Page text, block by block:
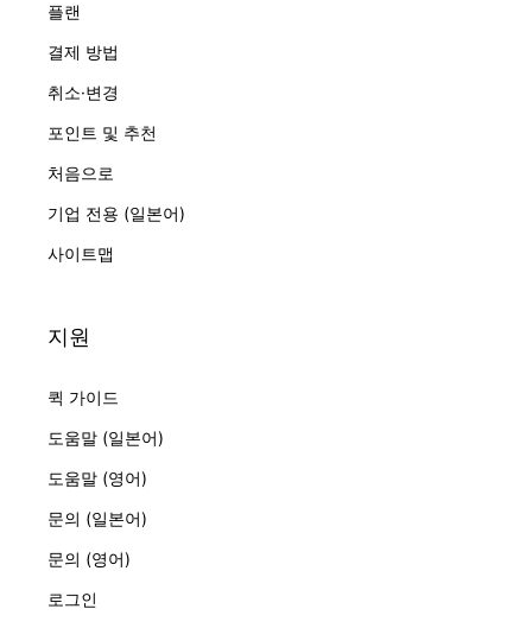
플랜
결제 방법
취소·변경
포인트 및 추천
처음으로
기업 전용 (일본어)
사이트맵
지원
퀵 가이드
도움말 (일본어)
도움말 (영어)
문의 (일본어)
문의 (영어)
로그인